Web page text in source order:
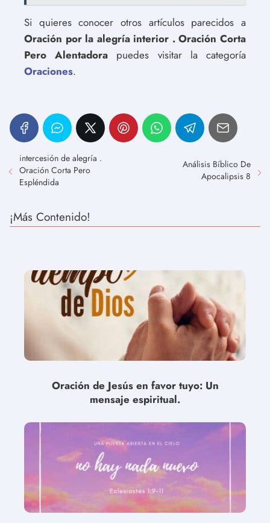
Si quieres conocer otros artículos parecidos a
Oración por la alegría interior . Oración Corta
Pero Alentadora puedes visitar la categoría
Oraciones.
intercesión de alegría .
Oración Corta Pero
Espléndida
Análisis Bíblico De
Apocalipsis 8
¡Más Contenido!
Oración de Jesús en favor tuyo: Un
mensaje espiritual.